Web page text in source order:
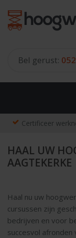
content
Bel gerust:
Certificeer
HAAL UW
AAGTEKERKE
Haal nu uw
cursussen zijn
bedrijven en voor
succesvol afronden